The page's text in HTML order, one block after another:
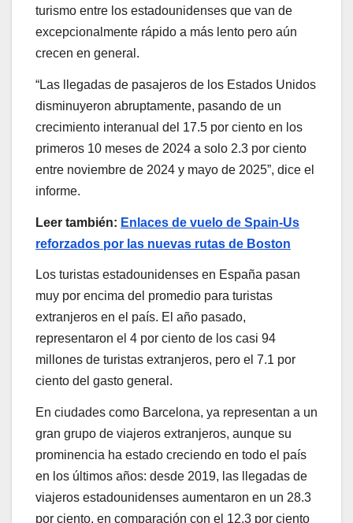
turismo entre los estadounidenses que van de
excepcionalmente rápido a más lento pero aún
crecen en general.
“Las llegadas de pasajeros de los Estados Unidos
disminuyeron abruptamente, pasando de un
crecimiento interanual del 17.5 por ciento en los
primeros 10 meses de 2024 a solo 2.3 por ciento
entre noviembre de 2024 y mayo de 2025”, dice el
informe.
Leer también: Enlaces de vuelo de Spain-Us
reforzados por las nuevas rutas de Boston
Los turistas estadounidenses en España pasan
muy por encima del promedio para turistas
extranjeros en el país. El año pasado,
representaron el 4 por ciento de los casi 94
millones de turistas extranjeros, pero el 7.1 por
ciento del gasto general.
En ciudades como Barcelona, ​​ya representan a un
gran grupo de viajeros extranjeros, aunque su
prominencia ha estado creciendo en todo el país
en los últimos años: desde 2019, las llegadas de
viajeros estadounidenses aumentaron en un 28.3
por ciento, en comparación con el 12.3 por ciento